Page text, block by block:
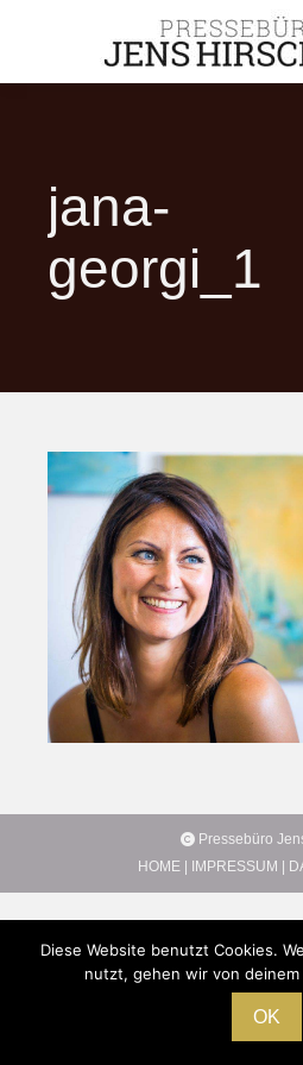
jana-
georgi_1
Pressebüro
HOME
IMPRESSUM
Diese Website benutzt Cookies.
nutzt, gehen wir von deinem
OK